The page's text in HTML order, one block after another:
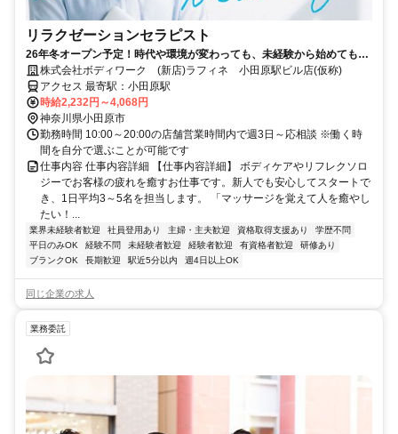
リラクゼーションセラピスト
26年冬オープン予定！時代や環境が変わっても、未経験から始めてもず
っと続けられる癒やしの仕事。手に職を身につけて、生き方を変えよ
う。
株式会社ボディワーク (新店)ラフィネ 小田原駅ビル店(仮称)
アクセス 最寄駅：小田原駅
時給2,232円～4,068円
神奈川県小田原市
勤務時間 10:00～20:00の店舗営業時間内で週3日～応相談 ※働く時
間を自分で選ぶことが可能です
仕事内容 仕事内容詳細 【仕事内容詳細】 ボディケアやリフレクソロ
ジーでお客様の疲れを癒すお仕事です。新人でも安心してスタートで
き、1日平均3～5名を担当します。 「マッサージを覚えて人を癒やし
たい！...
業界未経験者歓迎 社員登用あり 主婦・主夫歓迎 資格取得支援あり
学歴不問
平日のみOK
経験不問 未経験者歓迎 経験者歓迎 有資格者歓迎
研修あり
ブランクOK
長期歓迎 駅近5分以内 週4日以上OK
同じ企業の求人
業務委託